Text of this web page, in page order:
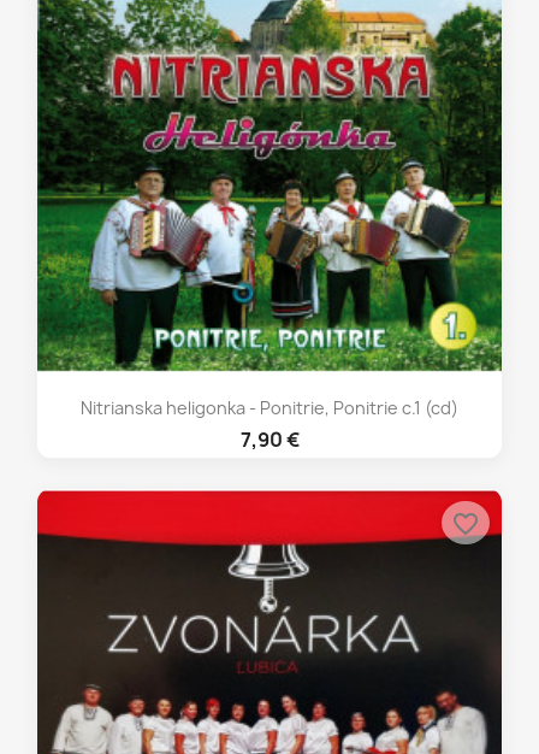
Nitrianska heligonka - Ponitrie, Ponitrie c.1 (cd)
7,90 €
favorite_border